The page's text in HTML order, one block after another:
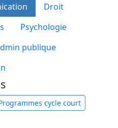
Droit
Psychologie
publique
cycle court